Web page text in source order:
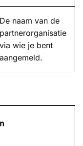
De naam van de
partnerorganisatie
via wie je bent
aangemeld.